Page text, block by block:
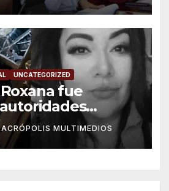
UNCATEGORIZED
fue
identidad
ACRÓPOLIS MULTIMEDIOS